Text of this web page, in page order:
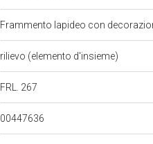
Frammento lapideo con
rilievo (elemento d'insieme)
FRL. 267
00447636